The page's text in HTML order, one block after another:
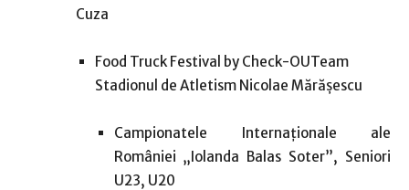
Cuza
Food Truck Festival by Check-OUTeam
Stadionul de Atletism Nicolae Mărășescu
Campionatele Internaționale ale
României „Iolanda Balas Soter”, Seniori
U23, U20